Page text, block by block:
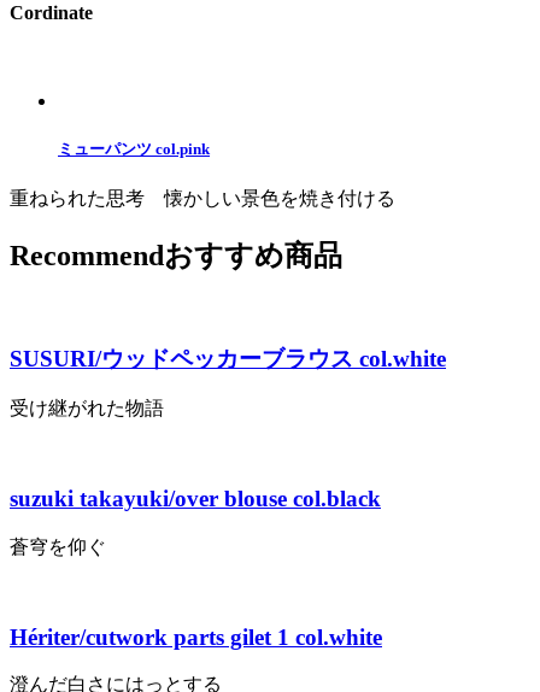
Cordinate
ミューパンツ col.pink
重ねられた思考 懐かしい景色を焼き付ける
Recommend おすすめ商品
SUSURI/ウッドペッカーブラウス col.white
受け継がれた物語
suzuki takayuki/over blouse col.black
蒼穹を仰ぐ
Hériter/cutwork parts gilet 1 col.white
澄んだ白さにはっとする